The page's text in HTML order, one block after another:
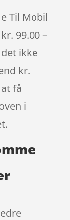
Til Mobil
99.00 –
ikke
kr.
få
i